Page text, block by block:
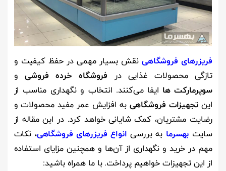
فریزرهای فروشگاهی نقش بسیار مهمی در حفظ کیفیت و
تازگی محصولات غذایی در فروشگاه خرده فروشی و
سوپرمارکت ‌ها ایفا می‌کنند. انتخاب و نگهداری مناسب از
اینتجهیزات فروشگاهی به افزایش عمر مفید محصولات و
رضایت مشتریان، کمک شایانی خواهد کرد. در این مقاله از
سایت بهسرما به بررسی انواع فریزرهای فروشگاهی، نکات
مهم در خرید و نگهداری از آن‌ها و همچنین مزایای استفاده
از این تجهیزات خواهیم پرداخت. با ما همراه باشید: